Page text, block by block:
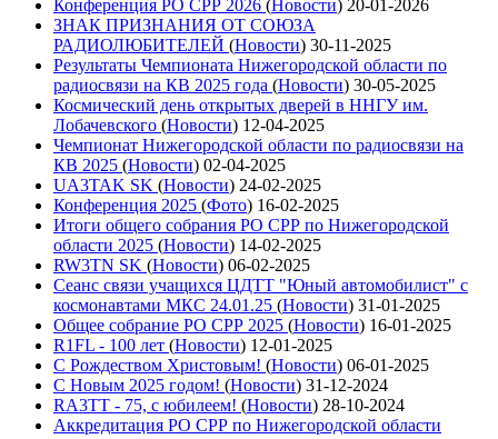
Конференция РО СРР 2026 (Новости) 20-01-2026
ЗНАК ПРИЗНАНИЯ ОТ СОЮЗА
РАДИОЛЮБИТЕЛЕЙ (Новости) 30-11-2025
Результаты Чемпионата Нижегородской области по
радиосвязи на КВ 2025 года (Новости) 30-05-2025
Космический день открытых дверей в ННГУ им.
Лобачевского (Новости) 12-04-2025
Чемпионат Нижегородской области по радиосвязи на
КВ 2025 (Новости) 02-04-2025
UA3TAK SK (Новости) 24-02-2025
Конференция 2025 (Фото) 16-02-2025
Итоги общего собрания РО СРР по Нижегородской
области 2025 (Новости) 14-02-2025
RW3TN SK (Новости) 06-02-2025
Сеанс связи учащихся ЦДТТ "Юный автомобилист" с
космонавтами МКС 24.01.25 (Новости) 31-01-2025
Общее собрание РО СРР 2025 (Новости) 16-01-2025
R1FL - 100 лет (Новости) 12-01-2025
С Рождеством Христовым! (Новости) 06-01-2025
С Новым 2025 годом! (Новости) 31-12-2024
RA3TT - 75, с юбилеем! (Новости) 28-10-2024
Аккредитация РО СРР по Нижегородской области